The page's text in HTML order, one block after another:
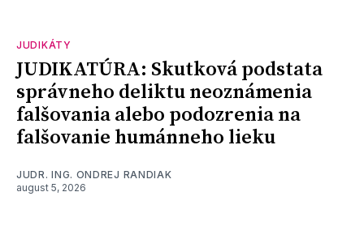
JUDIKÁTY
JUDIKATÚRA: Skutková podstata
správneho deliktu neoznámenia
falšovania alebo podozrenia na
falšovanie humánneho lieku
JUDR. ING. ONDREJ RANDIAK
august 5, 2026